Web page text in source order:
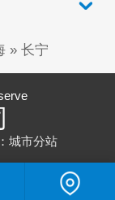
» 长宁
城市分站